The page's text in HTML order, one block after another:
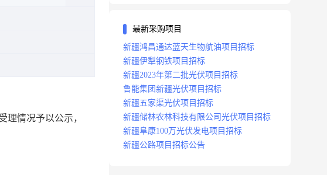
理情况予以公示，
最新采购项目
新疆鸿昌通达蓝天生物航油项目招标
新疆伊犁钢铁项目招标
新疆2023年第二批光伏项目招标
鲁能集团新疆光伏项目招标
新疆五家渠光伏项目招标
新疆储林农林科技有限公司光伏项目招标
新疆阜康100万光伏发电项目招标
新疆公路项目招标公告